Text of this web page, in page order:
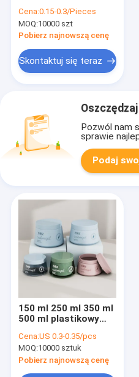
pęsetą
Cena:0.15-0.3/Pieces
MOQ:10000 szt
Pobierz najnowszą cenę
Skontaktuj się teraz
Pozwól nam
sprawie
Podaj
150 ml 250 ml 350 ml
500 ml plastikowy
niestandardowe
Okrągłe plastikowe
słoiki opakowaniowe
do pielęgnacji ciała
Cena:US 0.3-0.35/pcs
MOQ:10000 sztuk
Pobierz najnowszą cenę